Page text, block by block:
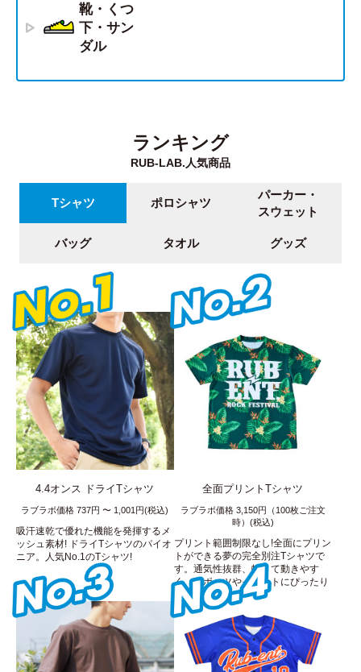
靴・くつ
下・サン
ダル
ランキング
RUB-LAB.人気商品
Tシャツ ポロシャツ
パーカー・
スウェット
バッグ タオル グッズ
4.4オンス ドライTシャツ
ラブラボ価格 737円 〜 1,001円(税込)
吸汗速乾で優れた機能を発揮するメ
ッシュ素材! ドライTシャツのパイオ
ニア。人気No.1のTシャツ!
全面プリントTシャツ
ラブラボ価格 3,150円（100枚ご注文
時）(税込)
プリント範囲制限なし!全面にプリン
トができる夢の完全別注Tシャツで
す。通気性抜群、軽くて動きやす
く、スポーツやイベントにぴったり
です!